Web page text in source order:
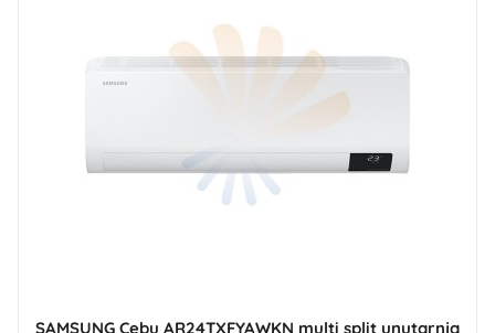
SAMSUNG Cebu AR24TXFYAWKN multi split unutarnja